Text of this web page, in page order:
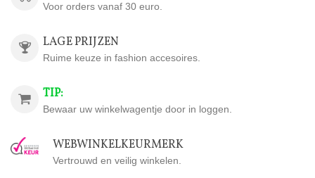
Voor orders vanaf 30 euro.
LAGE PRIJZEN
Ruime keuze in fashion accesoires.
TIP:
Bewaar uw winkelwagentje door in loggen.
WEBWINKELKEURMERK
Vertrouwd en veilig winkelen.